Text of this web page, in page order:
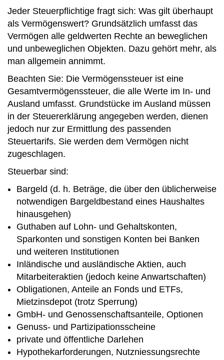
Jeder Steuerpflichtige fragt sich: Was gilt überhaupt
als Vermögenswert? Grundsätzlich umfasst das
Vermögen alle geldwerten Rechte an beweglichen
und unbeweglichen Objekten. Dazu gehört mehr, als
man allgemein annimmt.
Beachten Sie: Die Vermögenssteuer ist eine
Gesamtvermögenssteuer, die alle Werte im In- und
Ausland umfasst. Grundstücke im Ausland müssen
in der Steuererklärung angegeben werden, dienen
jedoch nur zur Ermittlung des passenden
Steuertarifs. Sie werden dem Vermögen nicht
zugeschlagen.
Steuerbar sind:
Bargeld (d. h. Beträge, die über den üblicherweise
notwendigen Bargeldbestand eines Haushaltes
hinausgehen)
Guthaben auf Lohn- und Gehaltskonten,
Sparkonten und sonstigen Konten bei Banken
und weiteren Institutionen
Inländische und ausländische Aktien, auch
Mitarbeiteraktien (jedoch keine Anwartschaften)
Obligationen, Anteile an Fonds und ETFs,
Mietzinsdepot (trotz Sperrung)
GmbH- und Genossenschaftsanteile, Optionen
Genuss- und Partizipationsscheine
private und öffentliche Darlehen
Hypothekarforderungen, Nutzniessungsrechte